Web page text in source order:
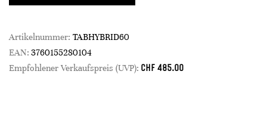
Artikelnummer: TABHYBRID60
EAN: 3760155280104
Empfohlener Verkaufspreis (UVP): CHF 485.00